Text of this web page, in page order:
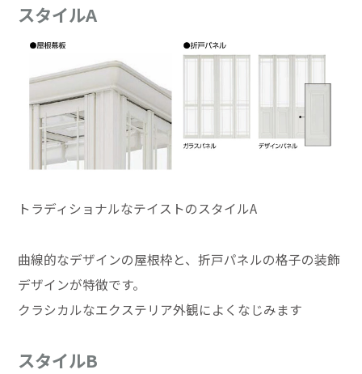
スタイルA
トラディショナルなテイストのスタイルA
曲線的なデザインの屋根枠と、折戸パネルの格子の装飾
デザインが特徴です。
クラシカルなエクステリア外観によくなじみます
スタイルB